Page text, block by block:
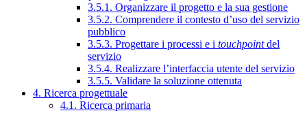
3.5.1. Organizzare il progetto e la sua gestione
3.5.2. Comprendere il contesto d’uso del servizio
pubblico
3.5.3. Progettare i processi e i touchpointdel
servizio
3.5.4. Realizzare l’interfaccia utente del servizio
3.5.5. Validare la soluzione ottenuta
4. Ricerca progettuale
4.1. Ricerca primaria